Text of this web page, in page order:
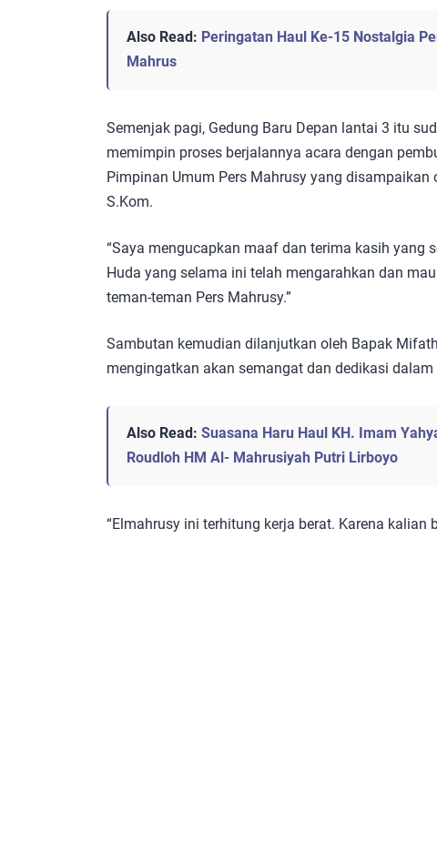
Also Read: Peringatan Haul Ke-15 Nostalgia
Mahrus
Semenjak pagi, Gedung Baru Depan lantai 3 itu
memimpin proses berjalannya acara dengan
Pimpinan Umum Pers Mahrusy yang
S.Kom.
“Saya mengucapkan maaf dan terima kasih yang
Huda yang selama ini telah mengarahkan dan
teman-teman Pers Mahrusy.”
Sambutan kemudian dilanjutkan oleh Bapak
mengingatkan akan semangat dan dedikasi
Also Read: Suasana Haru Haul KH. Imam
Roudloh HM Al- Mahrusiyah Putri Lirboyo
“Elmahrusy ini terhitung kerja berat. Karena kalian